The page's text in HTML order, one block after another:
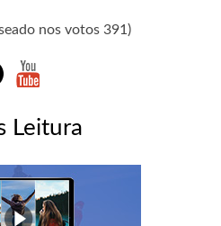
nos votos 391)
Leitura